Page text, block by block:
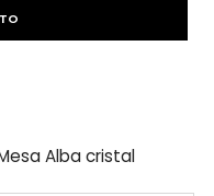
Alba cristal